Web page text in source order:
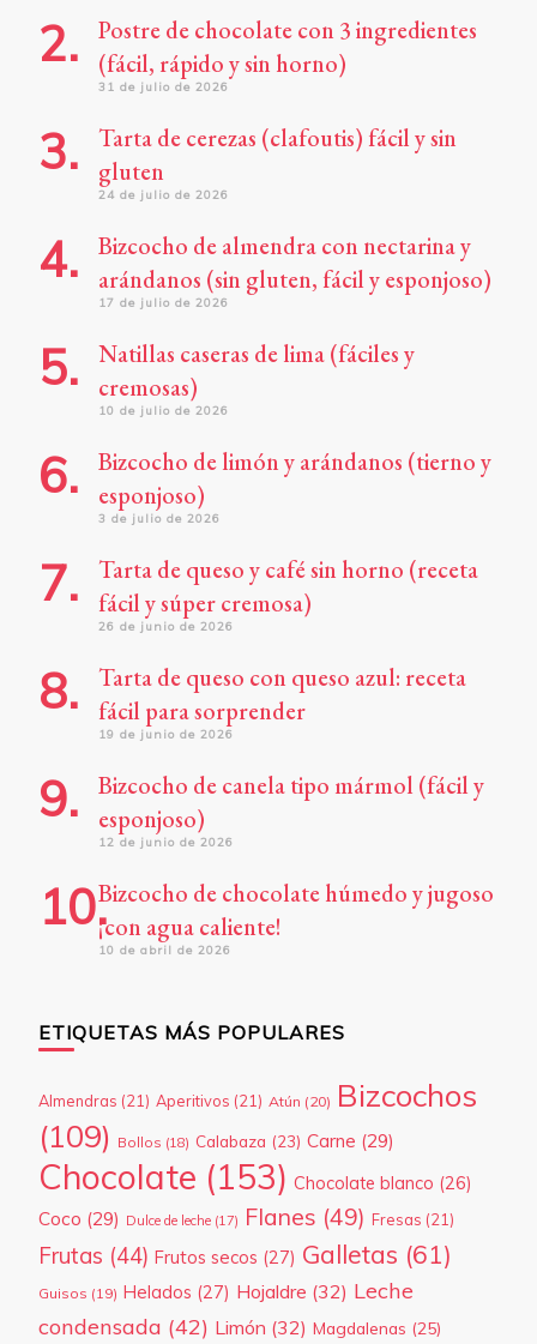
Postre de chocolate con 3 ingredientes
(fácil, rápido y sin horno)
31 de julio de 2026
Tarta de cerezas (clafoutis) fácil y sin
gluten
24 de julio de 2026
Bizcocho de almendra con nectarina y
arándanos (sin gluten, fácil y esponjoso)
17 de julio de 2026
Natillas caseras de lima (fáciles y
cremosas)
10 de julio de 2026
Bizcocho de limón y arándanos (tierno y
esponjoso)
3 de julio de 2026
Tarta de queso y café sin horno (receta
fácil y súper cremosa)
26 de junio de 2026
Tarta de queso con queso azul: receta
fácil para sorprender
19 de junio de 2026
Bizcocho de canela tipo mármol (fácil y
esponjoso)
12 de junio de 2026
Bizcocho de chocolate húmedo y jugoso
¡con agua caliente!
10 de abril de 2026
ETIQUETAS MÁS POPULARES
Almendras (21) Aperitivos (21) Atún (20) Bizcochos
(109) Bollos (18) Calabaza (23) Carne (29)
Chocolate (153) Chocolate blanco (26)
Coco (29) Dulce de leche (17) Flanes (49) Fresas (21)
Frutas (44) Frutos secos (27) Galletas (61)
Guisos (19) Helados (27) Hojaldre (32) Leche
condensada (42) Limón (32) Magdalenas (25)